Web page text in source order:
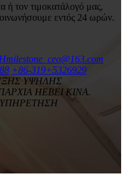
ή τον τιμοκατάλογό μας,
εντός 24 ωρών.
milestone_ceo@163.com
+86-319+5326929
ΥΨΗΛΗΣ
HEBEI ΚΙΝΑ.